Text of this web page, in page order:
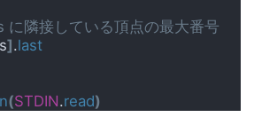
に隣接している頂点の最大番号
s].last
(STDIN.read)